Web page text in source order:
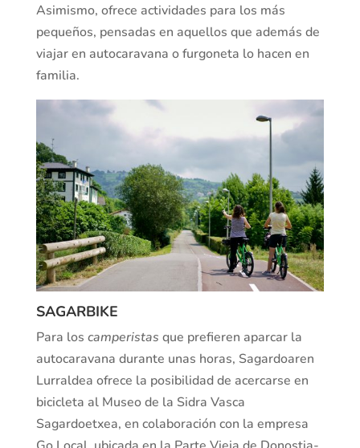
Asimismo, ofrece actividades para los más
pequeños, pensadas en aquellos que además de
viajar en autocaravana o furgoneta lo hacen en
familia.
SAGARBIKE
Para los camperistas que prefieren aparcar la
autocaravana durante unas horas, Sagardoaren
Lurraldea ofrece la posibilidad de acercarse en
bicicleta al Museo de la Sidra Vasca
Sagardoetxea, en colaboración con la empresa